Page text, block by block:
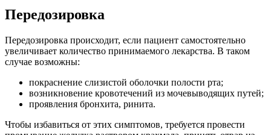
Передозировка
Передозировка происходит, если пациент самостоятельно
увеличивает количество принимаемого лекарства. В таком
случае возможны:
покраснение слизистой оболочки полости рта;
возникновение кровотечений из мочевыводящих путей;
проявления бронхита, ринита.
Чтобы избавиться от этих симптомов, требуется провести